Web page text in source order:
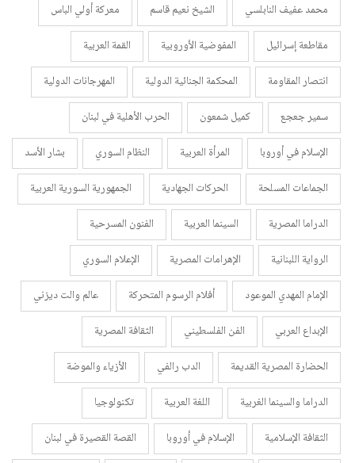
محمد عفيف النابلسي
الشيخ نعيم قاسم
معركة أولي الباس
مقاطعة إسرائيل
المفوضية الأوروبية
القمة العربية
انتصار المقاومة
المحكمة الجنائية الدولية
المهرجانات الدولية
سمير جعجع
كميل شمعون
الحرب الأهلية في لبنان
الإسلام في أوروبا
المرأة العربية النظام السوري
بشار الأسد
الجماعات المسلحة
الحركات الجهادية
الجمهورية السورية العربية
الدراما المصرية
السينما العربية
الفنون المسرحية
الرواية اللبنانية
الإهرامات المصرية
الإعلام السوري
الإمام المهدي الموعود
أفلام الرسوم المتحركة
عالم والت ديزني
الإبداع العربي
الفن الفلسطيني
الثقافة المصرية
الحضارة المصرية القديمة
الدب رالفي
الأزياء والموضة
الدراما والسينما الغربية
اللغة العربية
تكنولوجيا
الثقافة الإسلامية
الإسلام في أوروبا
القصة القصيرة في لبنان